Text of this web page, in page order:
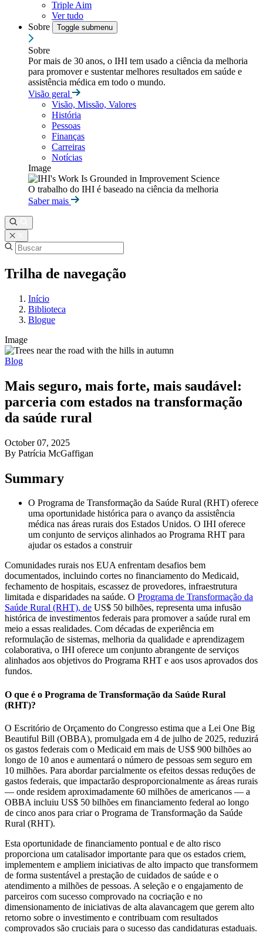
Triple Aim
Ver tudo
Sobre
Toggle submenu
Sobre
Por mais de 30 anos, o IHI tem usado a ciência da melhoria
para promover e sustentar melhores resultados em saúde e
assistência médica em todo o mundo.
Visão geral
Visão, Missão, Valores
História
Pessoas
Finanças
Carreiras
Notícias
Image
O trabalho do IHI é baseado na ciência da melhoria
Saber mais
Trilha de navegação
Início
Biblioteca
Blogue
Image
Blog
Mais seguro, mais forte, mais saudável:
parceria com estados na transformação
da saúde rural
October 07, 2025
By Patrícia McGaffigan
Summary
O Programa de Transformação da Saúde Rural (RHT) oferece
uma oportunidade histórica para o avanço da assistência
médica nas áreas rurais dos Estados Unidos. O IHI oferece
um conjunto de serviços alinhados ao Programa RHT para
ajudar os estados a construir
Comunidades rurais nos EUA enfrentam desafios bem
documentados, incluindo cortes no financiamento do Medicaid,
fechamento de hospitais, escassez de provedores, infraestrutura
limitada e disparidades na saúde. O Programa de Transformação da
Saúde Rural (RHT), de US$ 50 bilhões, representa uma infusão
histórica de investimentos federais para promover a saúde rural em
meio a essas realidades. Com décadas de experiência em
reformulação de sistemas, melhoria da qualidade e aprendizagem
colaborativa, o IHI oferece um conjunto abrangente de serviços
alinhados aos objetivos do Programa RHT e aos usos aprovados dos
fundos.
O que é o Programa de Transformação da Saúde Rural
(RHT)?
O Escritório de Orçamento do Congresso estima que a Lei One Big
Beautiful Bill (OBBA), promulgada em 4 de julho de 2025, reduzirá
os gastos federais com o Medicaid em mais de US$ 900 bilhões ao
longo de 10 anos e aumentará o número de pessoas sem seguro em
10 milhões. Para abordar parcialmente os efeitos dessas reduções de
gastos federais, que impactarão desproporcionalmente as áreas rurais
— onde residem aproximadamente 60 milhões de americanos — a
OBBA incluiu US$ 50 bilhões em financiamento federal ao longo
de cinco anos para criar o Programa de Transformação da Saúde
Rural (RHT).
Esta oportunidade de financiamento pontual e de alto risco
proporciona um catalisador importante para que os estados criem,
implementem e ampliem iniciativas de alto impacto que transformem
de forma sustentável a prestação de cuidados de saúde e o
atendimento a milhões de pessoas. A seleção e o engajamento de
parceiros com sucesso comprovado na cocriação e no
dimensionamento de iniciativas de alta alavancagem que gerem alto
retorno sobre o investimento e contribuam com resultados
comprovados são cruciais para o sucesso das candidaturas estaduais.